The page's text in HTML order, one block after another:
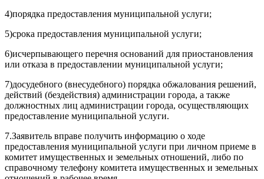
4)порядка предоставления муниципальной услуги;
5)срока предоставления муниципальной услуги;
6)исчерпывающего перечня оснований для приостановления
или отказа в предоставлении муниципальной услуги;
7)досудебного (внесудебного) порядка обжалования решений,
действий (бездействия) администрации города, а также
должностных лиц администрации города, осуществляющих
предоставление муниципальной услуги.
7.Заявитель вправе получить информацию о ходе
предоставления муниципальной услуги при личном приеме в
комитет имущественных и земельных отношений, либо по
справочному телефону комитета имущественных и земельных